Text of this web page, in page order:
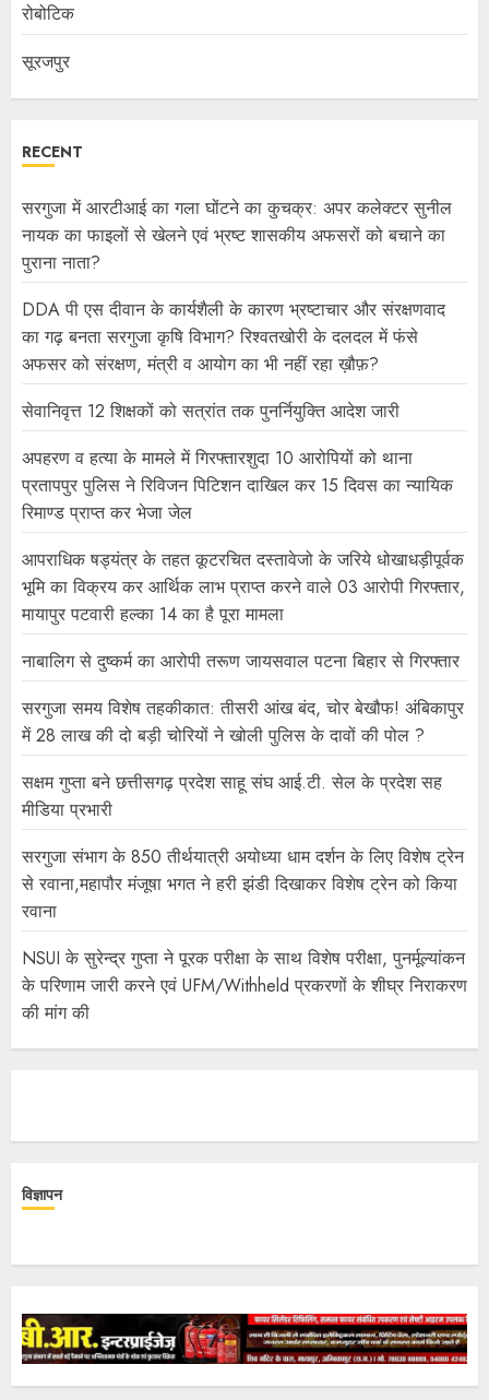
रोबोटिक
सूरजपुर
RECENT
सरगुजा में आरटीआई का गला घोंटने का कुचक्र: अपर कलेक्टर सुनील
नायक का फाइलों से खेलने एवं भ्रष्ट शासकीय अफसरों को बचाने का
पुराना नाता?
DDA पी एस दीवान के कार्यशैली के कारण भ्रष्टाचार और संरक्षणवाद
का गढ़ बनता सरगुजा कृषि विभाग? रिश्वतखोरी के दलदल में फंसे
अफसर को संरक्षण, मंत्री व आयोग का भी नहीं रहा ख़ौफ़?
सेवानिवृत्त 12 शिक्षकों को सत्रांत तक पुनर्नियुक्ति आदेश जारी
अपहरण व हत्या के मामले में गिरफ्तारशुदा 10 आरोपियों को थाना
प्रतापपुर पुलिस ने रिविजन पिटिशन दाखिल कर 15 दिवस का न्यायिक
रिमाण्ड प्राप्त कर भेजा जेल
आपराधिक षड्यंत्र के तहत कूटरचित दस्तावेजो के जरिये धोखाधड़ीपूर्वक
भूमि का विक्रय कर आर्थिक लाभ प्राप्त करने वाले 03 आरोपी गिरफ्तार,
मायापुर पटवारी हल्का 14 का है पूरा मामला
नाबालिग से दुष्कर्म का आरोपी तरूण जायसवाल पटना बिहार से गिरफ्तार
सरगुजा समय विशेष तहकीकात: तीसरी आंख बंद, चोर बेखौफ! अंबिकापुर
में 28 लाख की दो बड़ी चोरियों ने खोली पुलिस के दावों की पोल ?
सक्षम गुप्ता बने छत्तीसगढ़ प्रदेश साहू संघ आई.टी. सेल के प्रदेश सह
मीडिया प्रभारी
सरगुजा संभाग के 850 तीर्थयात्री अयोध्या धाम दर्शन के लिए विशेष ट्रेन
से रवाना,महापौर मंजूषा भगत ने हरी झंडी दिखाकर विशेष ट्रेन को किया
रवाना
NSUI के सुरेन्द्र गुप्ता ने पूरक परीक्षा के साथ विशेष परीक्षा, पुनर्मूल्यांकन
के परिणाम जारी करने एवं UFM/Withheld प्रकरणों के शीघ्र निराकरण
की मांग की
विज्ञापन